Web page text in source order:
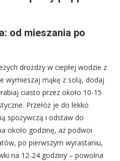
od mieszania po
drożdży w ciepłej wodzie z
wymieszaj mąkę z solą, dodaj
ciasto przez około 10-15
Przełóż je do lekko
spożywczą i odstaw do
około godzinę, aż podwoi
po pierwszym wyrastaniu,
na 12-24 godziny – powolna